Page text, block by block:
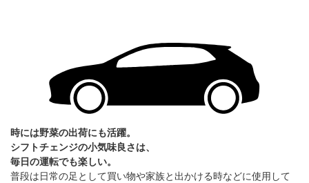
時には野菜の出荷にも活躍。
シフトチェンジの小気味良さは、
毎日の運転でも楽しい。
普段は日常の足として買い物や家族と出かける時などに使用して